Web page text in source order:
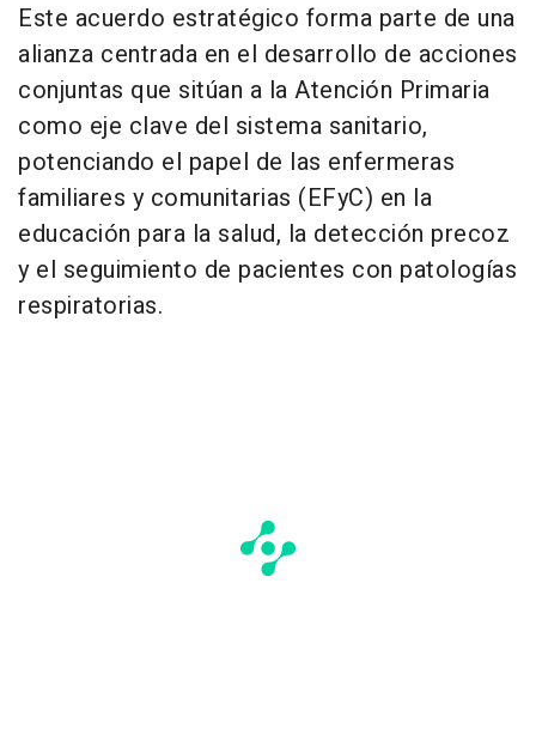
Este acuerdo estratégico forma parte de una
alianza centrada en el desarrollo de acciones
conjuntas que sitúan a la Atención Primaria
como eje clave del sistema sanitario,
potenciando el papel de las enfermeras
familiares y comunitarias (EFyC) en la
educación para la salud, la detección precoz
y el seguimiento de pacientes con patologías
respiratorias.